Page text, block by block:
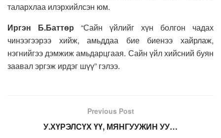
талархлаа илэрхийлсэн юм.
Иргэн Б.Баттөр “Сайн үйлийг хүн болгон чадах
чинээгээрээ хийж, амьддаа бие биенээ хайрлаж,
нэгнийгээ дэмжиж амьдарцгаая. Сайн үйл хийсний буян
заавал эргэж ирдэг шүү” гэлээ.
Previous Post
У.ХҮРЭЛСҮХ ҮҮ, МЯНГУУЖИН УУ…